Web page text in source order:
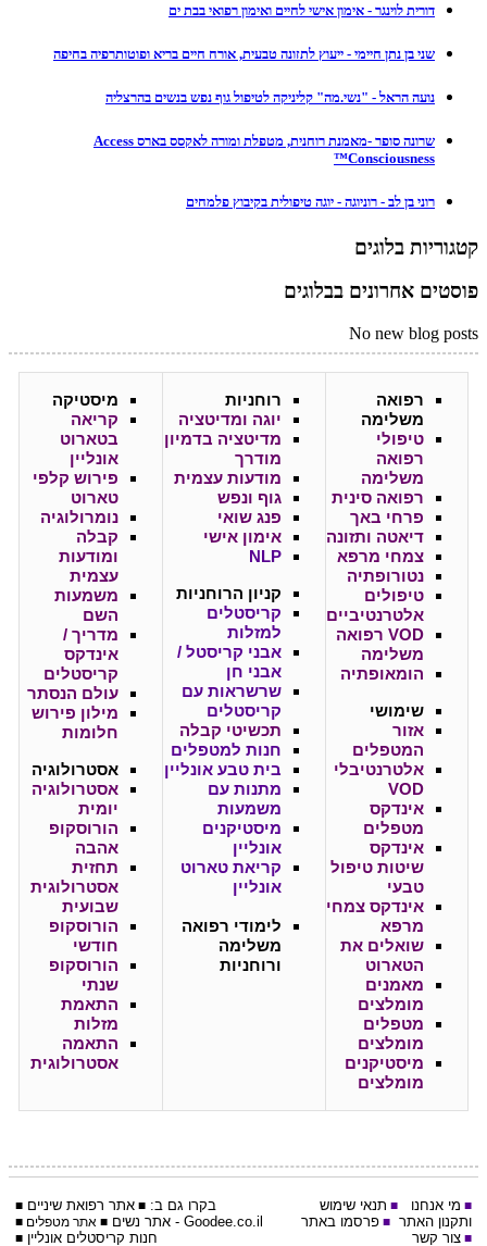
דורית לוינגר - אימון אישי לחיים ואימון רפואי בבת ים
שני בן נתן חיימי - ייעוץ לתזונה טבעית, אורח חיים בריא ופוטותרפיה בחיפה
נועה הראל - "נשי.מה" קליניקה לטיפול גוף נפש בנשים בהרצליה
שרונה סופר -מאמנת רוחנית, מטפלת ומורה לאקסס בארס Access
Consciousness™
רוני בן לב - רוניוגה - יוגה טיפולית בקיבוץ פלמחים
קטגוריות בלוגים
פוסטים אחרונים בבלוגים
No new blog posts
רפואה
משלימה
טיפולי
רפואה
משלימה
רפואה סינית
פרחי באך
דיאטה ותזונה
צמחי מרפא
נטורופתיה
טיפולים
אלטרנטיביים
VOD רפואה
משלימה
הומאופתיה
שימושי
אזור
המטפלים
אלטרנטיבלי
VOD
אינדקס
מטפלים
אינדקס
שיטות טיפול
טבעי
אינדקס צמחי
מרפא
שואלים את
הטארוט
מאמנים
מומלצים
מטפלים
מומלצים
מיסטיקנים
מומלצים
רוחניות
יוגה ומדיטציה
מדיטציה בדמיון
מודרך
מודעות עצמית
גוף ונפש
פנג שואי
אימון אישי
NLP
קניון הרוחניות
קריסטלים
למזלות
אבני קריסטל /
אבני חן
שרשראות עם
קריסטלים
תכשיטי קבלה
חנות למטפלים
בית טבע אונליין
מתנות עם
משמעות
מיסטיקנים
אונליין
קריאת טארוט
אונליין
לימודי רפואה
משלימה
ורוחניות
מיסטיקה
קריאה
בטארוט
אונליין
פירוש קלפי
טארוט
נומרולוגיה
קבלה
ומודעות
עצמית
משמעות
השם
מדריך /
אינדקס
קריסטלים
עולם הנסתר
מילון פירוש
חלומות
אסטרולוגיה
אסטרולוגיה
יומית
הורוסקופ
אהבה
תחזית
אסטרולוגית
שבועית
הורוסקופ
חודשי
הורוסקופ
שנתי
התאמת
מזלות
התאמה
אסטרולוגית
■ מי אנחנו ■ תנאי שימוש
ותקנון האתר ■ פרסמו באתר
■ צור קשר
בקרו גם ב: ■ אתר רפואת שיניים ■
Goodee.co.il - אתר נשים ■ אתר מטפלים ■
חנות קריסטלים אונליין ■